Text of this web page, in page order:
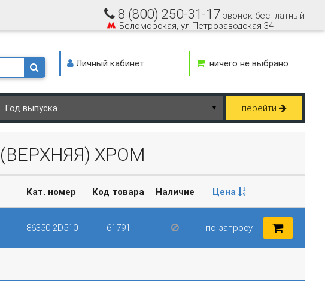
8 (800) 250-31-17 звонок бесплатный
Беломорская, ул Петрозаводская 34
Личный кабинет
ничего не выбрано
▼ перейти
(ВЕРХНЯЯ) ХРОМ
Кат. номер Код товара Наличие Цена
86350-2D510 61791 по запросу